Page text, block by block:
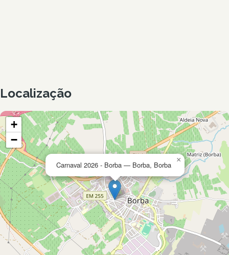
Localização
Carnaval 2026 - Borba — Borba, Borba
×
+
−